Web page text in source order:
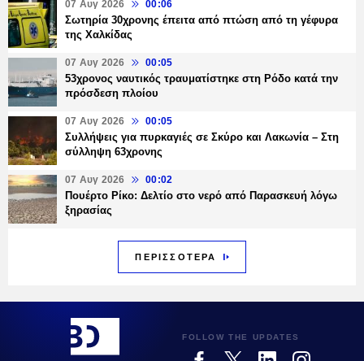
07 Αυγ 2026 00:06
Σωτηρία 30χρονης έπειτα από πτώση από τη γέφυρα
της Χαλκίδας
07 Αυγ 2026 00:05
53χρονος ναυτικός τραυματίστηκε στη Ρόδο κατά την
πρόσδεση πλοίου
07 Αυγ 2026 00:05
Συλλήψεις για πυρκαγιές σε Σκύρο και Λακωνία – Στη
σύλληψη 63χρονης
07 Αυγ 2026 00:02
Πουέρτο Ρίκο: Δελτίο στο νερό από Παρασκευή λόγω
ξηρασίας
ΠΕΡΙΣΣΟΤΕΡΑ
FOLLOW THE UPDATES